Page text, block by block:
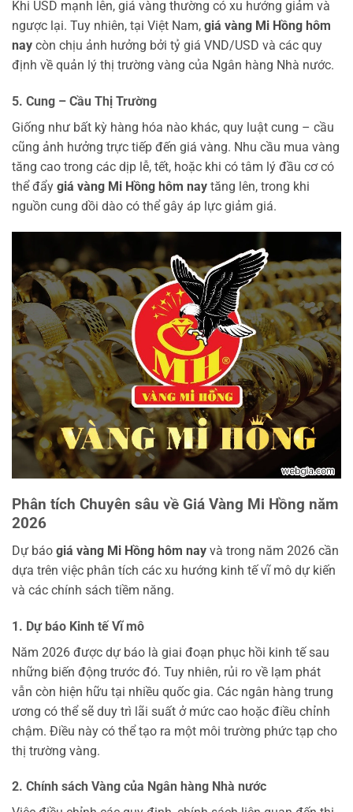
Khi USD mạnh lên, giá vàng thường có xu hướng giảm và
ngược lại. Tuy nhiên, tại Việt Nam, giá vàng Mi Hồng hôm
nay còn chịu ảnh hưởng bởi tỷ giá VND/USD và các quy
định về quản lý thị trường vàng của Ngân hàng Nhà nước.
5. Cung – Cầu Thị Trường
Giống như bất kỳ hàng hóa nào khác, quy luật cung – cầu
cũng ảnh hưởng trực tiếp đến giá vàng. Nhu cầu mua vàng
tăng cao trong các dịp lễ, tết, hoặc khi có tâm lý đầu cơ có
thể đẩy giá vàng Mi Hồng hôm nay tăng lên, trong khi
nguồn cung dồi dào có thể gây áp lực giảm giá.
Phân tích Chuyên sâu về Giá Vàng Mi Hồng năm
2026
Dự báo giá vàng Mi Hồng hôm nay và trong năm 2026 cần
dựa trên việc phân tích các xu hướng kinh tế vĩ mô dự kiến
và các chính sách tiềm năng.
1. Dự báo Kinh tế Vĩ mô
Năm 2026 được dự báo là giai đoạn phục hồi kinh tế sau
những biến động trước đó. Tuy nhiên, rủi ro về lạm phát
vẫn còn hiện hữu tại nhiều quốc gia. Các ngân hàng trung
ương có thể sẽ duy trì lãi suất ở mức cao hoặc điều chỉnh
chậm. Điều này có thể tạo ra một môi trường phức tạp cho
thị trường vàng.
2. Chính sách Vàng của Ngân hàng Nhà nước